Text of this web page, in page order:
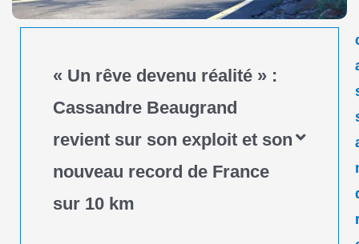
« Un rêve devenu réalité » :
Cassandre Beaugrand
revient sur son exploit et son
nouveau record de France
sur 10 km